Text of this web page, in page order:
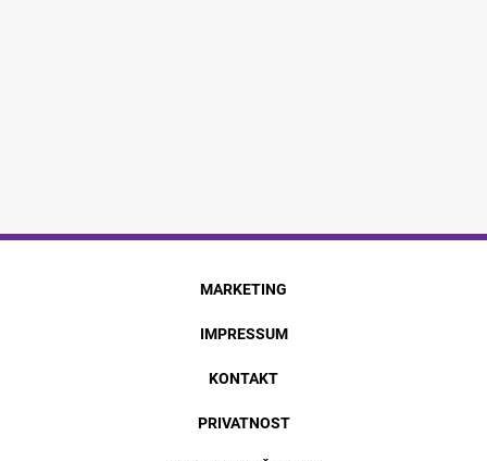
MARKETING
IMPRESSUM
KONTAKT
PRIVATNOST